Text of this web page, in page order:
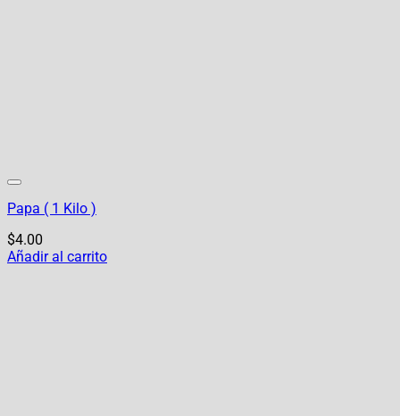
Papa ( 1 Kilo )
$4.00
Añadir al carrito